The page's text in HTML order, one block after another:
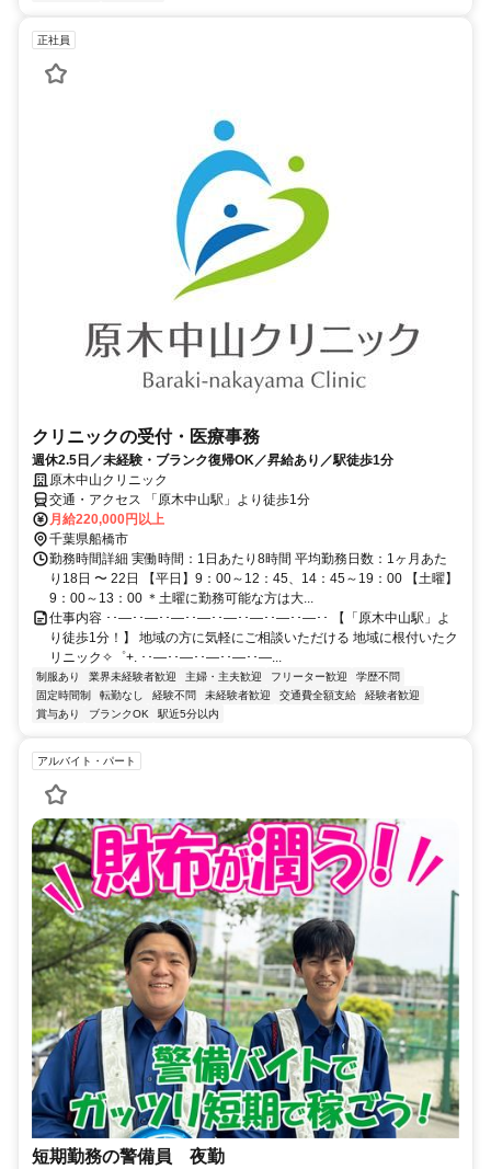
正社員
クリニックの受付・医療事務
週休2.5日／未経験・ブランク復帰OK／昇給あり／駅徒歩1分
原木中山クリニック
交通・アクセス 「原木中山駅」より徒歩1分
月給220,000円以上
千葉県船橋市
勤務時間詳細 実働時間：1日あたり8時間 平均勤務日数：1ヶ月あた
り18日 〜 22日 【平日】9：00～12：45、14：45～19：00 【土曜】
9：00～13：00 ＊土曜に勤務可能な方は大...
仕事内容 ･･―･･―･･―･･―･･―･･―･･―･･―･･ 【「原木中山駅」よ
り徒歩1分！】 地域の方に気軽にご相談いただける 地域に根付いたク
リニック✧゜+. ･･―･･―･･―･･―･･―...
制服あり 業界未経験者歓迎 主婦・主夫歓迎 フリーター歓迎
学歴不問
固定時間制
転勤なし 経験不問 未経験者歓迎 交通費全額支給
経験者歓迎
賞与あり
ブランクOK 駅近5分以内
アルバイト・パート
短期勤務の警備員 夜勤